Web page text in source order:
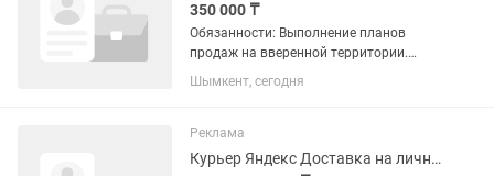
350 000 ₸
Обязанности: Выполнение планов
продаж на вверенной территории.
Регулярное посещение торговых точек
согласно маршрутному листу.
клиентов (развитие АКБ), ведение...
Шымкент, сегодня
Реклама
Курьер Яндекс Доставка на личном авто, мото, велосипеде, пешие